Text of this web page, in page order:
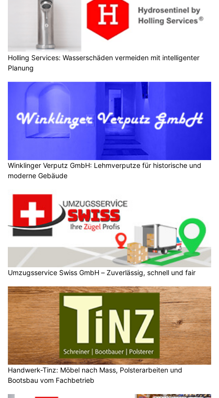
Holling Services: Wasserschäden vermeiden mit intelligenter
Planung
Winklinger Verputz GmbH: Lehmverputze für historische und
moderne Gebäude
Umzugsservice Swiss GmbH – Zuverlässig, schnell und fair
Handwerk-Tinz: Möbel nach Mass, Polsterarbeiten und
Bootsbau vom Fachbetrieb